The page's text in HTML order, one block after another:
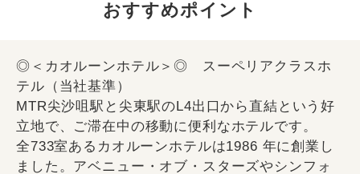
おすすめポイント
◎＜カオルーンホテル＞◎ スーペリアクラスホ
テル（当社基準）
MTR尖沙咀駅と尖東駅のL4出口から直結という好
立地で、ご滞在中の移動に便利なホテルです。
全733室あるカオルーンホテルは1986 年に創業し
ました。アベニュー・オブ・スターズやシンフォ